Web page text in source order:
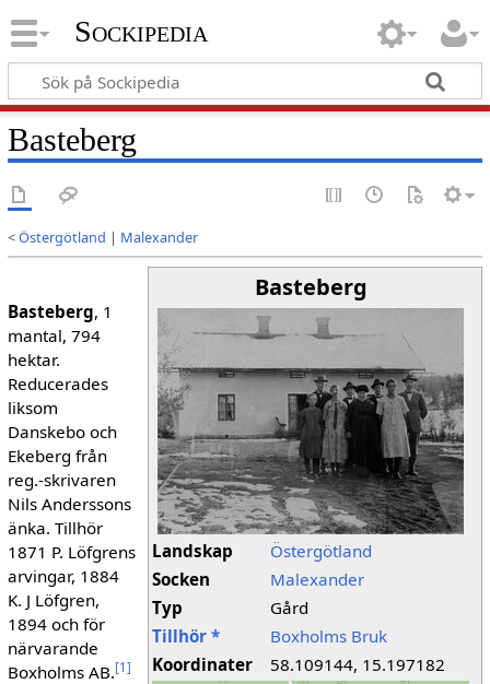
Sockipedia
Basteberg
<Östergötland | Malexander
Basteberg
Landskap
Östergötland
Socken
Malexander
Typ
Gård
Tillhör *
Boxholms Bruk
Koordinater
58.109144, 15.197182
Basteberg, 1
mantal, 794
hektar.
Reducerades
liksom
Danskebo och
Ekeberg från
reg.-skrivaren
Nils Anderssons
änka. Tillhör
1871 P. Löfgrens
arvingar, 1884
K. J Löfgren,
1894 och för
närvarande
Boxholms AB.[1 ]